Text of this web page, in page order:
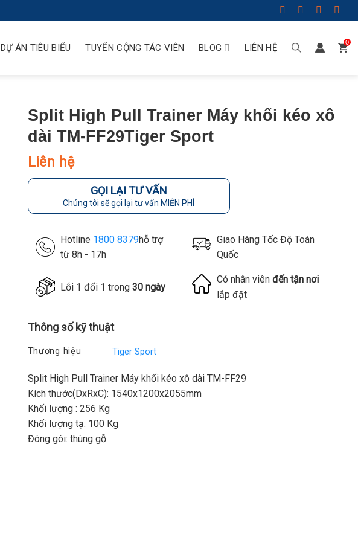
DỰ ÁN TIÊU BIỂU TUYỂN CỘNG TÁC VIÊN BLOG LIÊN HỆ 0
Split High Pull Trainer Máy khối kéo xô
dài TM-FF29Tiger Sport
Liên hệ
GỌI LẠI TƯ VẤN
Chúng tôi sẽ gọi lại tư vấn MIỄN PHÍ
Hotline 1800 8379hỗ trợ
từ 8h - 17h
Giao Hàng Tốc Độ Toàn
Quốc
Lỗi 1 đổi 1 trong30 ngày
Có nhân viên đến tận nơi
lắp đặt
Thông số kỹ thuật
Thương hiệu Tiger Sport
Split High Pull Trainer Máy khối kéo xô dài TM-FF29
Kích thước(DxRxC): 1540x1200x2055mm
Khối lượng : 256 Kg
Khối lượng tạ: 100 Kg
Đóng gói: thùng gỗ